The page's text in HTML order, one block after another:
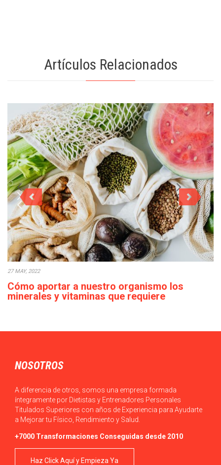
Artículos Relacionados
27 MAY, 2022
Cómo aportar a nuestro organismo los
minerales y vitaminas que requiere
NOSOTROS
A diferencia de otros, somos una empresa formada
íntegramente por Dietistas y Entrenadores Personales
Titulados Superiores con años de Experiencia para Ayudarte
a Mejorar tu Físico, Rendimiento y Salud.
+7000 Transformaciones Conseguidas desde 2010
Haz Click Aquí y Empieza Ya